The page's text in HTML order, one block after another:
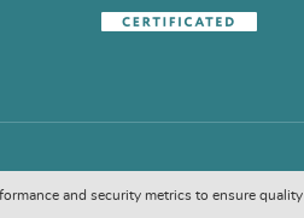
and security metrics to ensure quality